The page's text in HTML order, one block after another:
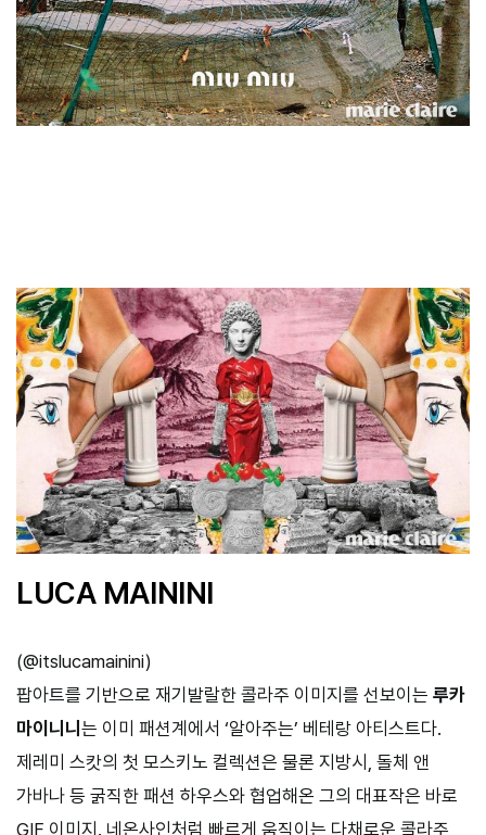
LUCA MAININI
(@itslucamainini)
팝아트를 기반으로 재기발랄한 콜라주 이미지를 선보이는 루카
마이니니 는 이미 패션계에서 ‘알아주는’ 베테랑 아티스트다.
제레미 스캇의 첫 모스키노 컬렉션은 물론 지방시, 돌체 앤
가바나 등 굵직한 패션 하우스와 협업해온 그의 대표작은 바로
GIF 이미지. 네온사인처럼 빠르게 움직이는 다채로운 콜라주